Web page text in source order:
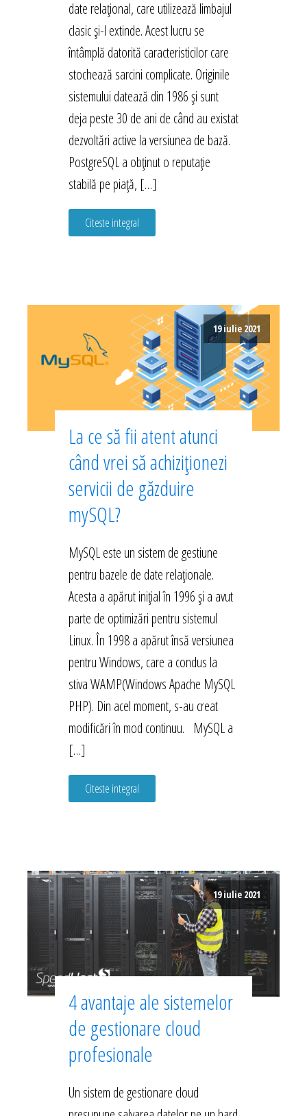
date relațional, care utilizează limbajul
clasic și-l extinde. Acest lucru se
întâmplă datorită caracteristicilor care
stochează sarcini complicate. Originile
sistemului datează din 1986 și sunt
deja peste 30 de ani de când au existat
dezvoltări active la versiunea de bază.
PostgreSQL a obținut o reputație
stabilă pe piață, […]
Citeste integral
19 iulie 2021
La ce să fii atent atunci
când vrei să achiziționezi
servicii de găzduire
mySQL?
MySQL este un sistem de gestiune
pentru bazele de date relaționale.
Acesta a apărut inițial în 1996 și a avut
parte de optimizări pentru sistemul
Linux. În 1998 a apărut însă versiunea
pentru Windows, care a condus la
stiva WAMP(Windows Apache MySQL
PHP). Din acel moment, s-au creat
modificări în mod continuu. MySQL a
[…]
Citeste integral
19 iulie 2021
4 avantaje ale sistemelor
de gestionare cloud
profesionale
Un sistem de gestionare cloud